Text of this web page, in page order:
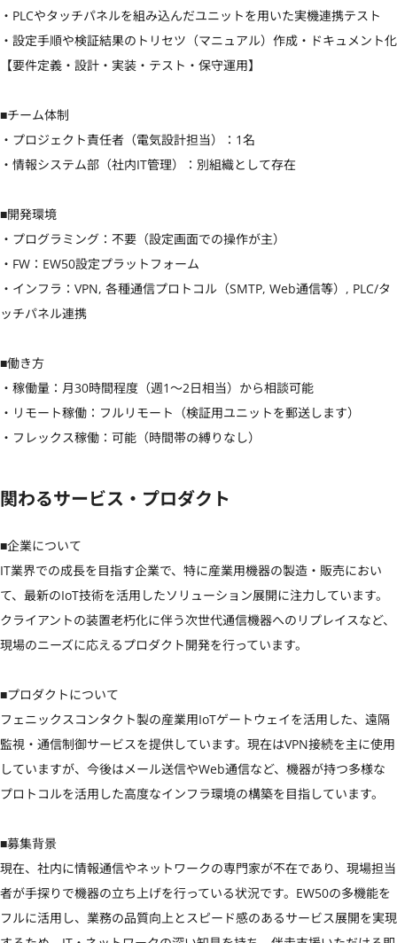
・PLCやタッチパネルを組み込んだユニットを用いた実機連携テスト
・設定手順や検証結果のトリセツ（マニュアル）作成・ドキュメント化
【要件定義・設計・実装・テスト・保守運用】
■チーム体制
・プロジェクト責任者（電気設計担当）：1名
・情報システム部（社内IT管理）：別組織として存在
■開発環境
・プログラミング：不要（設定画面での操作が主）
・FW：EW50設定プラットフォーム
・インフラ：VPN, 各種通信プロトコル（SMTP, Web通信等）, PLC/タ
ッチパネル連携
■働き方
・稼働量：月30時間程度（週1〜2日相当）から相談可能
・リモート稼働：フルリモート（検証用ユニットを郵送します）
・フレックス稼働：可能（時間帯の縛りなし）
関わるサービス・プロダクト
■企業について
IT業界での成長を目指す企業で、特に産業用機器の製造・販売におい
て、最新のIoT技術を活用したソリューション展開に注力しています。
クライアントの装置老朽化に伴う次世代通信機器へのリプレイスなど、
現場のニーズに応えるプロダクト開発を行っています。
■プロダクトについて
フェニックスコンタクト製の産業用IoTゲートウェイを活用した、遠隔
監視・通信制御サービスを提供しています。現在はVPN接続を主に使用
していますが、今後はメール送信やWeb通信など、機器が持つ多様な
プロトコルを活用した高度なインフラ環境の構築を目指しています。
■募集背景
現在、社内に情報通信やネットワークの専門家が不在であり、現場担当
者が手探りで機器の立ち上げを行っている状況です。EW50の多機能を
フルに活用し、業務の品質向上とスピード感のあるサービス展開を実現